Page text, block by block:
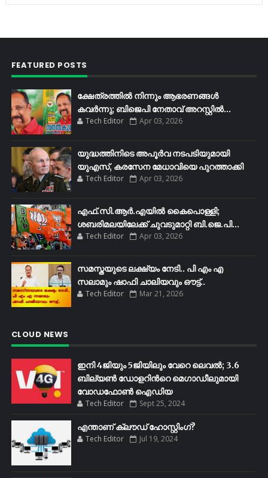
FEATURED POSTS
ക്ഷേത്രത്തിൽ നിന്നും ആഭരണങ്ങൾ
കവർന്നു; ബിജെപി നേതാവ് അറസ്റ്റിൽ...
Tech Editor Apr 03, 2026
യുദ്ധത്തിനിടെ അപൂർവ നടപടിയുമായി
യുഎസ്, കരസേന മേധാവിയെ പുറത്താക്കി
Tech Editor Apr 03, 2026
എഫ്​.സി.ആർ.എയിൽ കൈപൊള്ളി;
ശബരിമലയിലേക്ക്​ ചുവടുമാറ്റി ബി.ജെ.പി...
Tech Editor Apr 03, 2026
സമസ്തയുടെ ലക്ഷ്യം നേടി.. പി എം എ
സലാമും ഷാഫി ചാലിയവും ഔട്ട്..
Tech Editor Mar 21, 2026
CLOUD NEWS
ഇനി 4ജിയും 5ജിയിലും വേറെ ലെവൽ; 3.6
ബില്യണ്‍ ഡോളറിന്‍റെ മെഗാഡീലുമായി
വോഡഫോണ്‍ ഐഡിയ
Tech Editor Sept 25, 2024
എന്താണ് ക്ലൗഡ് ഹോസ്റ്റിംഗ്?
Tech Editor Jul 19, 2024